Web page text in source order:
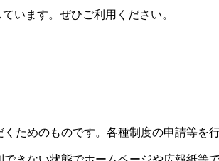
います。ぜひご利用ください。
ためのものです。各種制度の申請等を